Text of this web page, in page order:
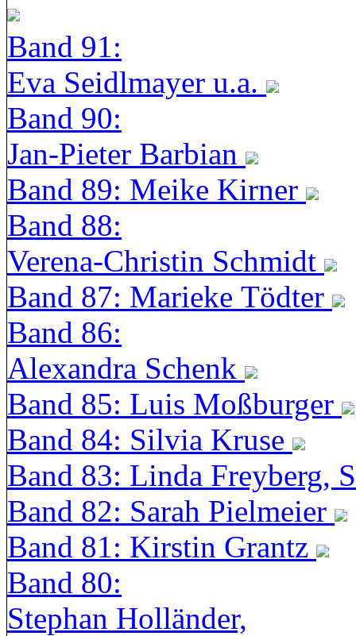
Band 91:
Eva Seidlmayer u.a.
Band 90:
Jan-Pieter Barbian
Band 89: Meike Kirner
Band 88:
Verena-Christin Schmidt
Band 87: Marieke Tödter
Band 86:
Alexandra Schenk
Band 85: Luis Moßburger
Band 84: Silvia Kruse
Band 83: Linda Freyberg,
Band 82: Sarah Pielmeier
Band 81: Kirstin Grantz
Band 80:
Stephan Holländer,